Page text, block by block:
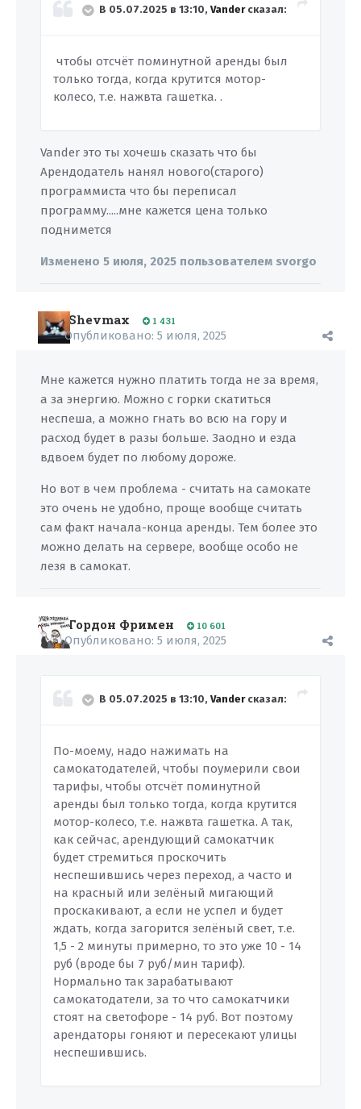
В 05.07.2025 в 13:10, Vanderсказал:
чтобы отсчёт поминутной аренды был
только тогда, когда крутится мотор-
колесо, т.е. нажвта гашетка. .
Vander это ты хочешь сказать что бы
Арендодатель нанял нового(старого)
программиста что бы переписал
программу.....мне кажется цена только
поднимется
Изменено 5 июля, 2025 пользователем svorgo
Shevmax 1 431
Опубликовано: 5 июля, 2025
Мне кажется нужно платить тогда не за время,
а за энергию. Можно с горки скатиться
неспеша, а можно гнать во всю на гору и
расход будет в разы больше. Заодно и езда
вдвоем будет по любому дороже.
Но вот в чем проблема - считать на самокате
это очень не удобно, проще вообще считать
сам факт начала-конца аренды. Тем более это
можно делать на сервере, вообще особо не
лезя в самокат.
Гордон Фримен 10 601
Опубликовано: 5 июля, 2025
В 05.07.2025 в 13:10, Vanderсказал:
По-моему, надо нажимать на
самокатодателей, чтобы поумерили свои
тарифы, чтобы отсчёт поминутной
аренды был только тогда, когда крутится
мотор-колесо, т.е. нажвта гашетка. А так,
как сейчас, арендующий самокатчик
будет стремиться проскочить
неспешившись через переход, а часто и
на красный или зелёный мигающий
проскакивают, а если не успел и будет
ждать, когда загорится зелёный свет, т.е.
1,5 - 2 минуты примерно, то это уже 10 - 14
руб (вроде бы 7 руб/мин тариф).
Нормально так зарабатывают
самокатодатели, за то что самокатчики
стоят на светофоре - 14 руб. Вот поэтому
арендаторы гоняют и пересекают улицы
неспешившись.